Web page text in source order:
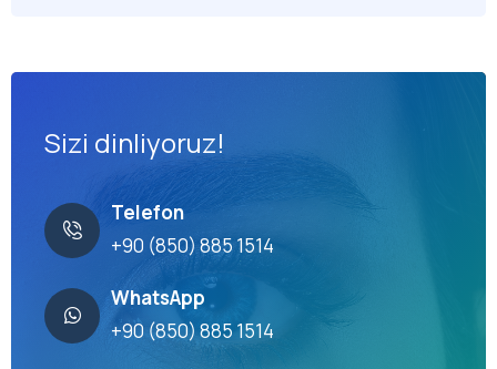
Sizi dinliyoruz!
Telefon
+90 (850) 885 1514
WhatsApp
+90 (850) 885 1514